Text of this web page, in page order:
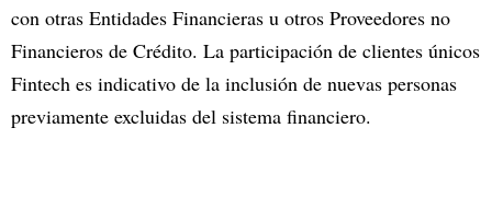
con otras Entidades Financieras u otros Proveedores no
Financieros de Crédito. La participación de clientes únicos
Fintech es indicativo de la inclusión de nuevas personas
previamente excluidas del sistema financiero.